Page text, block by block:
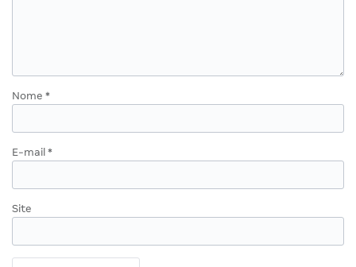
Nome *
E-mail *
Site